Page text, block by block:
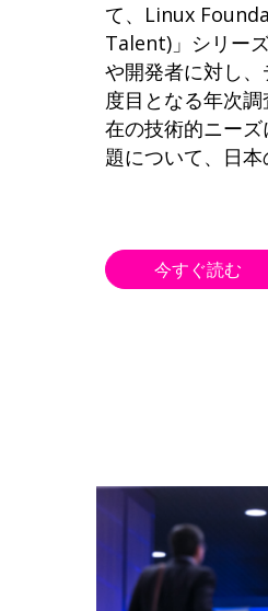
て、Linux
Talent)」シリー
や開発者に対し
度目となる年次
在の技術的ニー
題について、日本
今すぐ読む